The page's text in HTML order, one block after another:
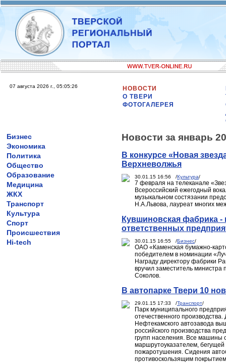
07 августа 2026 г., 05:05:26
НОВОСТИ
О ТВЕРИ
ФОТОГАЛЕРЕЯ
Бизнес
Экономика
Политика
Общество
Образование
Медицина
ЖКХ
Транспорт
Культура
Спорт
Происшествия
Hi-tech
Новости за январь
В конкурсе «Новая
Верхневолжья
30.01.15 16:56 /Культура/
7 февраля на телеканале
Всероссийский ежегодный
музыкальном состязании
Н.А.Львова, лауреат многих
Кувшиновская фабрика -
ответственных
30.01.15 16:55 /Бизнес/
ОАО «Каменская бумажно-
победителем в номинации
Награду директору фабрики
вручил заместитель министра
Соколов.
В автопарке Твери 10
29.01.15 17:33 /Транспорт/
Парк муниципального
отечественного
Нефтекамского автозавода
российского производства
групп населения. Все машины
маршрутоуказателем,
пожаротушения. Сидения
противоскользящим